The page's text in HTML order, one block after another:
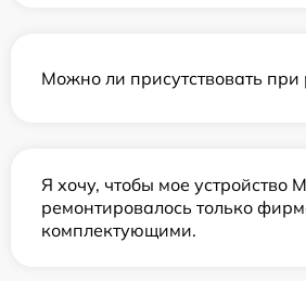
Можно ли присутствовать при
Я хочу, чтобы мое устройство
ремонтировалось только
комплектующими.